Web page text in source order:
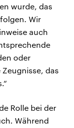
wurde, das
Wir
auch
oder
das
Rolle bei der
Während